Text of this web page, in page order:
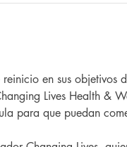
en sus objetivos
para que puedan